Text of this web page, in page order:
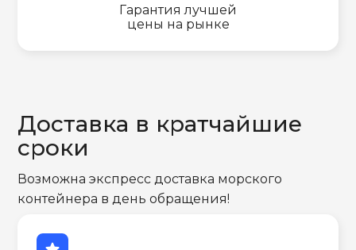
Гарантия лучшей
цены на рынке
Доставка в кратчайшие
сроки
Возможна экспресс доставка морского
контейнера в день обращения!